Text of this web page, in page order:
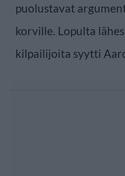
puolustavat
korville. Lopulta
kilpailijoita syytti